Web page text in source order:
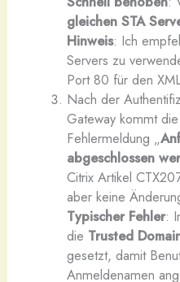
gleichen STA
Hinweis: Ich
Servers zu
Port 80 für den
Nach der
Gateway kommt
Fehlermeldung „
abgeschlossen
Citrix Artikel
aber keine
Typischer Fehler:
die Trusted
gesetzt, damit
Anmeldenamen